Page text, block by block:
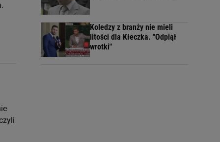
Koledzy z branży nie mieli
litości dla Kłeczka. "Odpiął
wrotki"